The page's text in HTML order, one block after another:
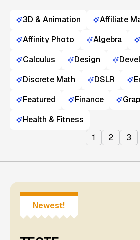
3D & Animation
Affiliate
Affinity Photo
Algebra
Calculus
Design
Discrete Math
DSLR
Featured
Finance
Health & Fitness
1
2 3
Newest!